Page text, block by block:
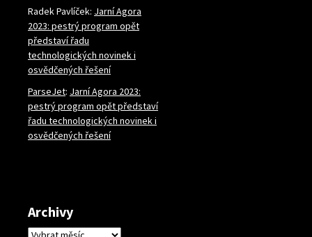
Radek Pavlíček: Jarní Agora
2023: pestrý program opět
představí řadu
technologických novinek i
osvědčených řešení
ParseJet: Jarní Agora 2023:
pestrý program opět představí
řadu technologických novinek i
osvědčených řešení
Archivy
Archivy